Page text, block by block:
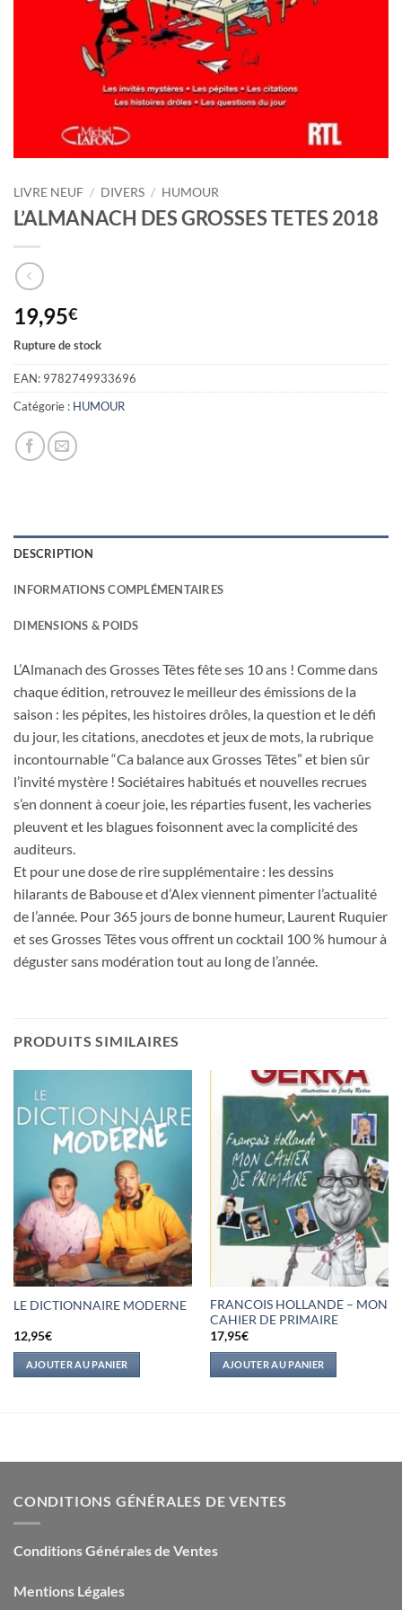
LIVRE NEUF / DIVERS / HUMOUR
L’ALMANACH DES GROSSES TETES 2018
19,95€
Rupture de stock
EAN: 9782749933696
Catégorie : HUMOUR
DESCRIPTION
INFORMATIONS COMPLÉMENTAIRES
DIMENSIONS & POIDS
L’Almanach des Grosses Têtes fête ses 10 ans ! Comme dans
chaque édition, retrouvez le meilleur des émissions de la
saison : les pépites, les histoires drôles, la question et le défi
du jour, les citations, anecdotes et jeux de mots, la rubrique
incontournable “Ca balance aux Grosses Têtes” et bien sûr
l’invité mystère ! Sociétaires habitués et nouvelles recrues
s’en donnent à coeur joie, les réparties fusent, les vacheries
pleuvent et les blagues foisonnent avec la complicité des
auditeurs.
Et pour une dose de rire supplémentaire : les dessins
hilarants de Babouse et d’Alex viennent pimenter l’actualité
de l’année. Pour 365 jours de bonne humeur, Laurent Ruquier
et ses Grosses Têtes vous offrent un cocktail 100 % humour à
déguster sans modération tout au long de l’année.
PRODUITS SIMILAIRES
LE DICTIONNAIRE MODERNE
12,95€
AJOUTER AU PANIER
FRANCOIS HOLLANDE – MON
CAHIER DE PRIMAIRE
17,95€
AJOUTER AU PANIER
CONDITIONS GÉNÉRALES DE VENTES
Conditions Générales de Ventes
Mentions Légales